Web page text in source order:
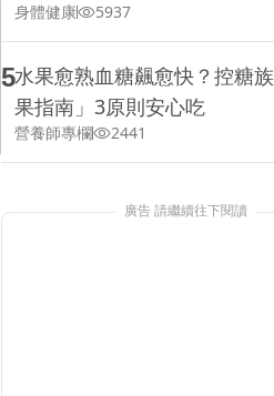
身體健康 5937
5水果愈熟血糖飆愈快？控糖
果指南」3原則安心吃
營養師專欄 2441
廣告 請繼續往下閱讀